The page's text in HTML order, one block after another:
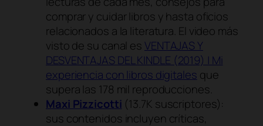
comprar y cuidar libros y hasta oficios
relacionados a la literatura. El video más
visto de su canal es VENTAJAS Y
DESVENTAJAS DEL KINDLE (2019) | Mi
experiencia con libros digitales que
supera las 178 mil reproducciones.
Maxi Pizzicotti (13.7K suscriptores):
sus contenidos incluyen críticas,